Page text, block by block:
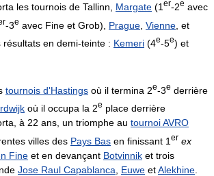
les tournois de Tallinn, Margate (1 er-2e avec
-3e avec Fine et Grob), Prague Vienne , et
résultats en demi-teinte : Kemeri (4e-5e) et
tournois d'Hastings où il termina 2e-3e derrière
où il occupa la 2e place derrière
à 22 ans, un triomphe au tournoi AVRO
villes des Pays Bas en finissant 1 er ex
Fine et en devançant Botvinnik et trois
Jose Raul Capablanca Euwe etAlekhine